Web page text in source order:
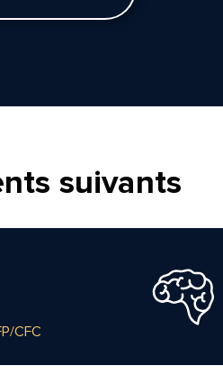
suivants
CFC